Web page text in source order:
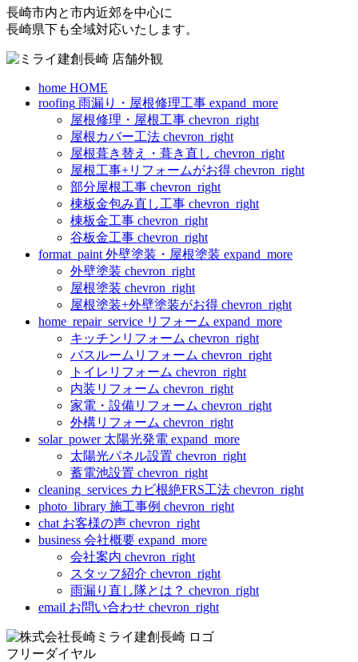
長崎市内と市内近郊を中心に
長崎県下も全域対応いたします。
home HOME
roofing 雨漏り・屋根修理工事 expand_more
屋根修理・屋根工事 chevron_right
屋根カバー工法 chevron_right
屋根葺き替え・葺き直し chevron_right
屋根工事+リフォームがお得 chevron_right
部分屋根工事 chevron_right
棟板金包み直し工事 chevron_right
棟板金工事 chevron_right
谷板金工事 chevron_right
format_paint 外壁塗装・屋根塗装 expand_more
外壁塗装 chevron_right
屋根塗装 chevron_right
屋根塗装+外壁塗装がお得 chevron_right
home_repair_service リフォーム expand_more
キッチンリフォーム chevron_right
バスルームリフォーム chevron_right
トイレリフォーム chevron_right
内装リフォーム chevron_right
家電・設備リフォーム chevron_right
外構リフォーム chevron_right
solar_power 太陽光発電 expand_more
太陽光パネル設置 chevron_right
蓄電池設置 chevron_right
cleaning_services カビ根絶FRS工法 chevron_right
photo_library 施工事例 chevron_right
chat お客様の声 chevron_right
business 会社概要 expand_more
会社案内 chevron_right
スタッフ紹介 chevron_right
雨漏り直し隊とは？ chevron_right
email お問い合わせ chevron_right
フリーダイヤル